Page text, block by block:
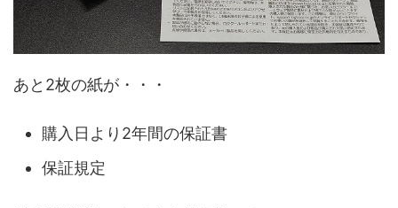
あと2枚の紙が・・・
購入日より2年間の保証書
保証規定